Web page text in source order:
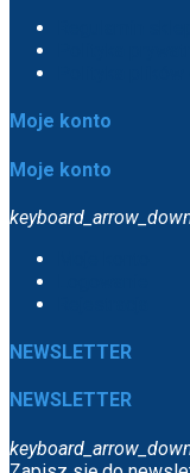
Moje konto
Moje konto
NEWSLETTER
NEWSLETTER